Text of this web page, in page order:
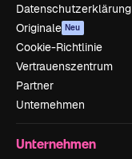
Datenschutzerklärung
Originale Neu
Cookie-Richtlinie
Vertrauenszentrum
Partner
Unternehmen
Unternehmen